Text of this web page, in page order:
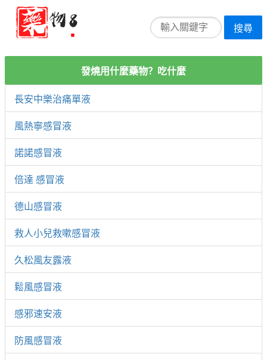
搜尋
發燒用什麼藥物？吃什麼
長安中樂治痛單液
風熱寧感冒液
諾諾感冒液
倍達 感冒液
德山感冒液
救人小兒救嗽感冒液
久松風友露液
鬆風感冒液
感邪速安液
防風感冒液